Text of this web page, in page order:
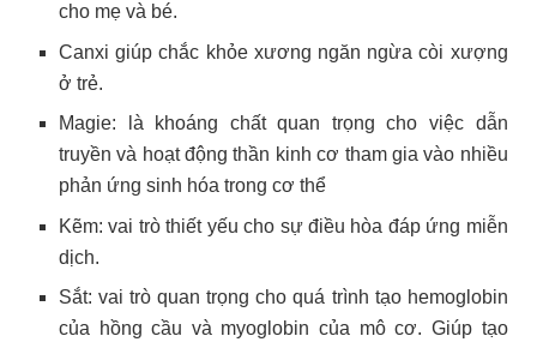
cho mẹ và bé.
Canxi giúp chắc khỏe xương ngăn ngừa còi xượng
ở trẻ.
Magie: là khoáng chất quan trọng cho việc dẫn
truyền và hoạt động thần kinh cơ tham gia vào nhiều
phản ứng sinh hóa trong cơ thể
Kẽm: vai trò thiết yếu cho sự điều hòa đáp ứng miễn
dịch.
Sắt: vai trò quan trọng cho quá trình tạo hemoglobin
của hồng cầu và myoglobin của mô cơ. Giúp tạo